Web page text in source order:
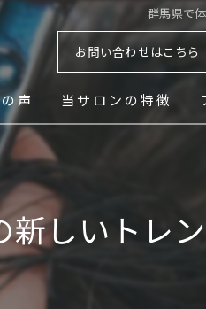
群馬県で
お問い合わせはこちら
声 当サロンの特徴
メンズ
しいトレ